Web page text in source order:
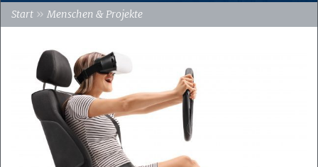
Start » Menschen & Projekte